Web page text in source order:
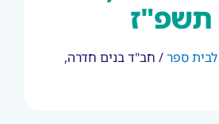
תשפ"ז
ספר/ חב"ד בנים חדרה,